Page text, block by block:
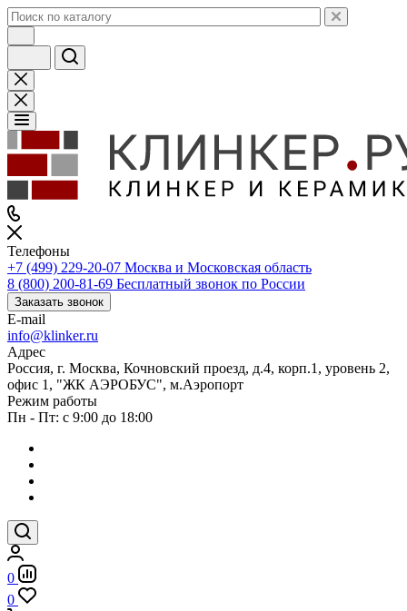
Телефоны
+7 (499) 229-20-07 Москва и Московская область
8 (800) 200-81-69 Бесплатный звонок по России
Заказать звонок
E-mail
info@klinker.ru
Адрес
Россия, г. Москва, Кочновский проезд, д.4, корп.1, уровень 2,
офис 1, "ЖК АЭРОБУС", м.Аэропорт
Режим работы
Пн - Пт: с 9:00 до 18:00
0
0